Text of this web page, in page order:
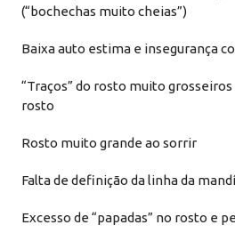
(“bochechas muito cheias”)
Baixa auto estima e insegurança
“Traços” do rosto muito
rosto
Rosto muito grande ao sorrir
Falta de definição da linha da
Excesso de “papadas” no rosto e